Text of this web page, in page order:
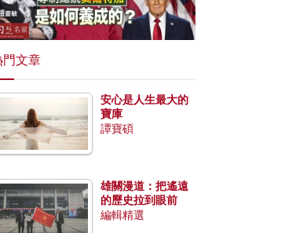
門文章
安心是人生最大的
寶庫
譚寶碩
雄關漫道：把遙遠
的歷史拉到眼前
編輯精選